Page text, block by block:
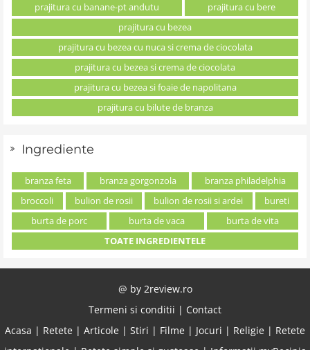
prajitura cu banane-pt andutu
prajitura cu bere
prajitura cu bezea
prajitura cu bezea cu nuca si crema de ciocolata
prajitura cu bezea si crema de ciocolata
prajitura cu bezea si foaie de napolitana
prajitura cu bilute de branza
Ingrediente
branza feta branza gorgonzola
branza philadelphia
broccoli
bulion de rosii bulion de rosii si ardei
bureti
burta de porc
burta de vaca
burta de vita
TOATE INGREDIENTELE
@ by 2review.ro
Termeni si conditii | Contact
Acasa | Retete | Articole | Stiri | Filme | Jocuri | Religie | Retete